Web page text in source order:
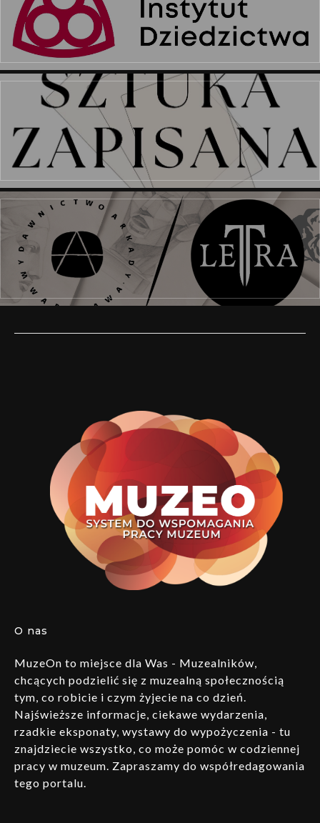
O nas
MuzeOn to miejsce dla Was - Muzealników,
chcących podzielić się z muzealną społecznością
tym, co robicie i czym żyjecie na co dzień.
Najświeższe informacje, ciekawe wydarzenia,
rzadkie eksponaty, wystawy do wypożyczenia - tu
znajdziecie wszystko, co może pomóc w codziennej
pracy w muzeum. Zapraszamy do współredagowania
tego portalu.